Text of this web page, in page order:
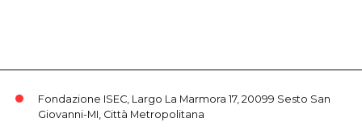
Fondazione ISEC, Largo La Marmora 17, 20099 Sesto San
Giovanni-MI, Città Metropolitana